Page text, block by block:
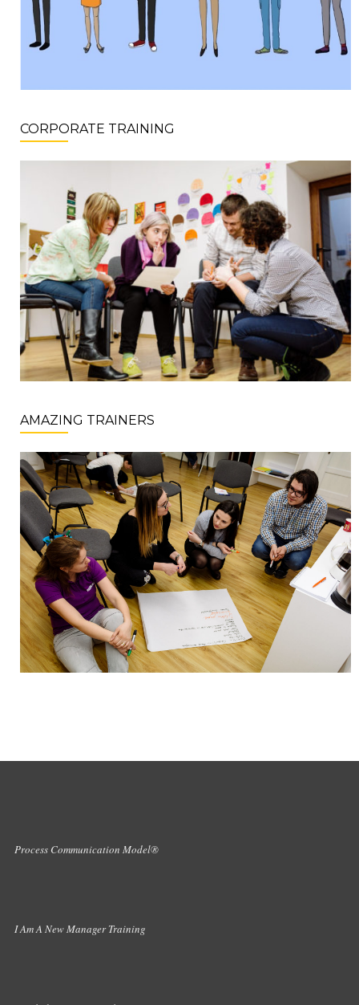
CORPORATE TRAINING
AMAZING TRAINERS
Process Communication Model®
I Am A New Manager Training